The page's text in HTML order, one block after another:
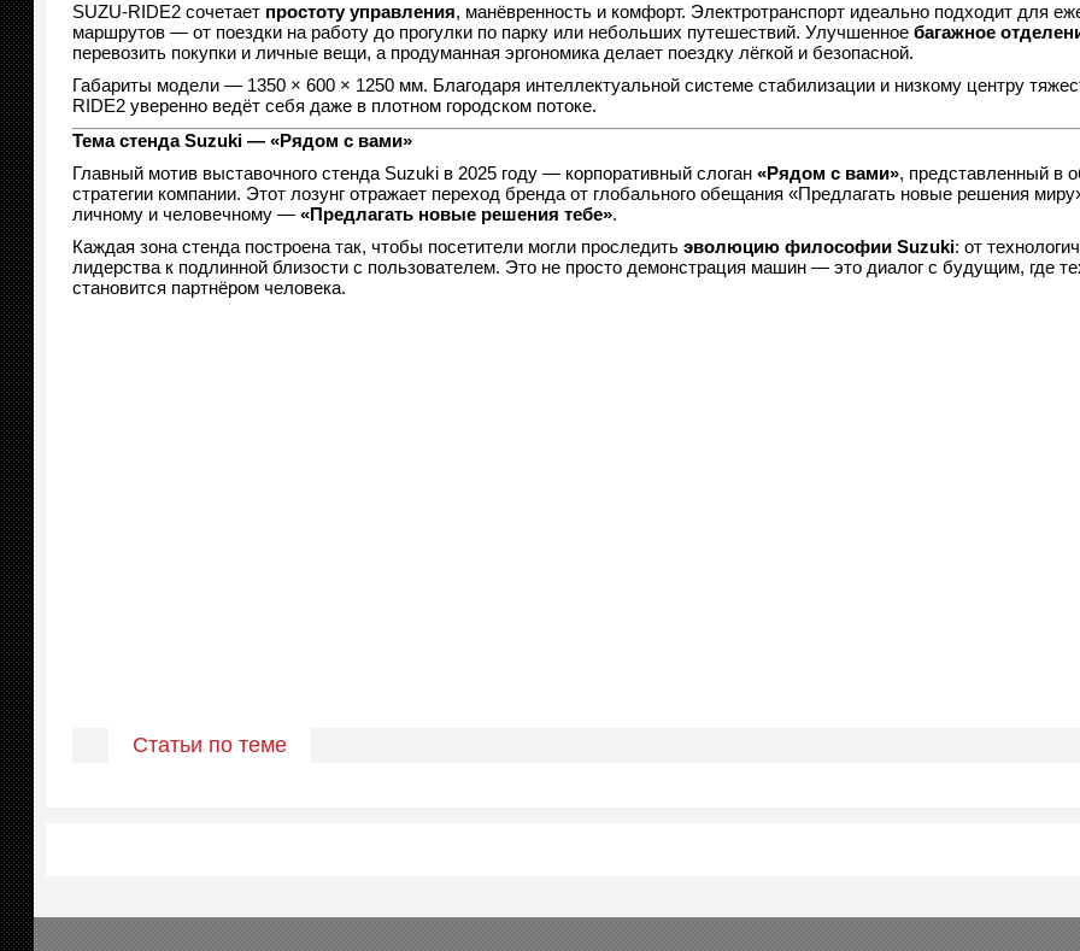
SUZU-RIDE2 сочетает простоту управления, манёвренность и комфорт. Электротранспорт идеально подходит для
маршрутов — от поездки на работу до прогулки по парку или небольших путешествий. Улучшенное багажное
перевозить покупки и личные вещи, а продуманная эргономика делает поездку лёгкой и безопасной.
Габариты модели — 1350 × 600 × 1250 мм. Благодаря интеллектуальной системе стабилизации и низкому центру
RIDE2 уверенно ведёт себя даже в плотном городском потоке.
Тема стенда Suzuki — «Рядом с вами»
Главный мотив выставочного стенда Suzuki в 2025 году — корпоративный слоган «Рядом с вами», представленный в
стратегии компании. Этот лозунг отражает переход бренда от глобального обещания «Предлагать новые решения
личному и человечному — «Предлагать новые решения тебе».
Каждая зона стенда построена так, чтобы посетители могли проследить эволюцию философии Suzuki: от
лидерства к подлинной близости с пользователем. Это не просто демонстрация машин — это диалог с будущим, где
становится партнёром человека.
Статьи по теме